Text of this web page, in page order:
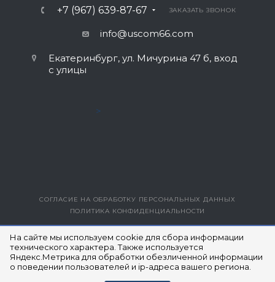
На сайте мы используем cookie для сбора информации
технического характера. Также используется
Яндекс.Метрика для обработки обезличенной информации
о поведении пользователей и ip-адреса вашего региона.
+7 (967) 639-87-67 ЗАКАЗАТЬ ЗВОНОК
info@uscom66.com
Екатеринбург, ул. Мичурина 47 б, вход
с улицы
>
ВЕРСИЯ ДЛЯ ПЕЧАТИ
СОГЛАСИЕ НА ОБРАБОТКУ ПЕРСОНАЛЬНЫХ ДАННЫХ
ПОЛИТИКА КОНФИДЕНЦИАЛЬНОСТИ
© 2014- 2026 ЮЭСКОМ